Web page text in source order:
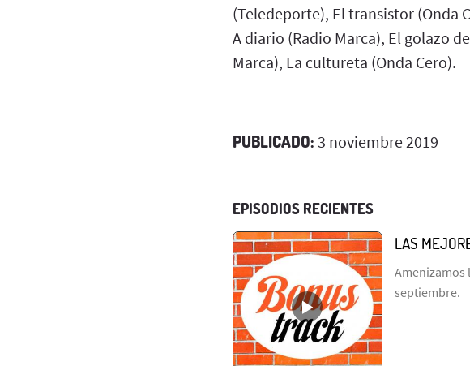
(Teledeporte), El transistor (Onda
A diario (Radio Marca), El golazo
Marca), La cultureta (Onda Cero).
PUBLICADO: 3 noviembre 2019
EPISODIOS RECIENTES
LAS
Amenizamos
septiembre.